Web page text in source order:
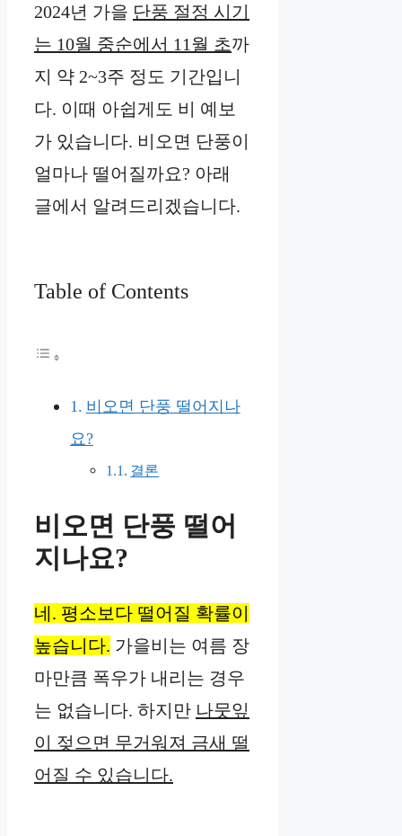
2024년 가을 단풍 절정 시기
는 10월 중순에서 11월 초까
지 약 2~3주 정도 기간입니
다. 이때 아쉽게도 비 예보
가 있습니다. 비오면 단풍이
얼마나 떨어질까요? 아래
글에서 알려드리겠습니다.
Table of Contents
비오면 단풍 떨어지나
요?
결론
비오면 단풍 떨어
지나요?
네. 평소보다 떨어질 확률이
높습니다. 가을비는 여름 장
마만큼 폭우가 내리는 경우
는 없습니다. 하지만 나뭇잎
이 젖으면 무거워져 금새 떨
어질 수 있습니다.